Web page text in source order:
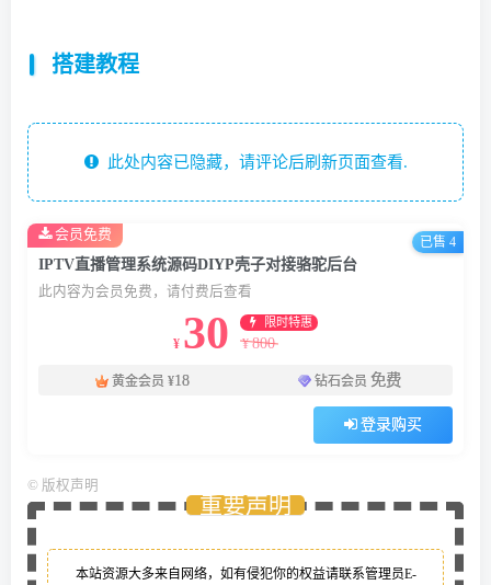
搭建教程
此处内容已隐藏，请评论后刷新页面查看.
IPTV直播管理系统源码DIYP壳子对接骆驼后台
此内容为会员免费，请付费后查看
¥ 30 限时特惠
¥ 800
黄金会员 ¥18 钻石会员 免费
登录购买
会员免费
已售 4
© 版权声明
重要声明
本站资源大多来自网络，如有侵犯你的权益请联系管理员E-